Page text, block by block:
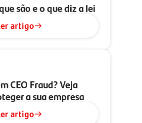
são e o que diz a lei
artigo
CEO Fraud? Veja
a sua empresa
artigo